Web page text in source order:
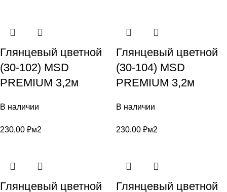
Глянцевый цветной
(30-102) MSD
PREMIUM 3,2м
В наличии
230,00 ₽м2
Глянцевый цветной
(30-104) MSD
PREMIUM 3,2м
В наличии
230,00 ₽м2
Глянцевый цветной
Глянцевый цветной